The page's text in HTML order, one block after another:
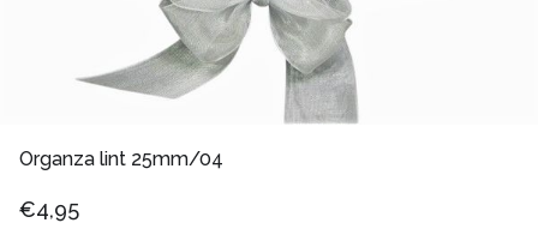
Organza lint 25mm/04
€4,95